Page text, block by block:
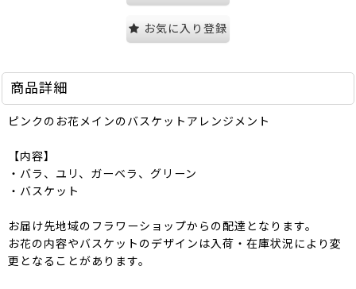
お気に入り登録
商品詳細
ピンクのお花メインのバスケットアレンジメント
【内容】
・バラ、ユリ、ガーベラ、グリーン
・バスケット
お届け先地域のフラワーショップからの配達となります。
お花の内容やバスケットのデザインは入荷・在庫状況により変
更となることがあります。